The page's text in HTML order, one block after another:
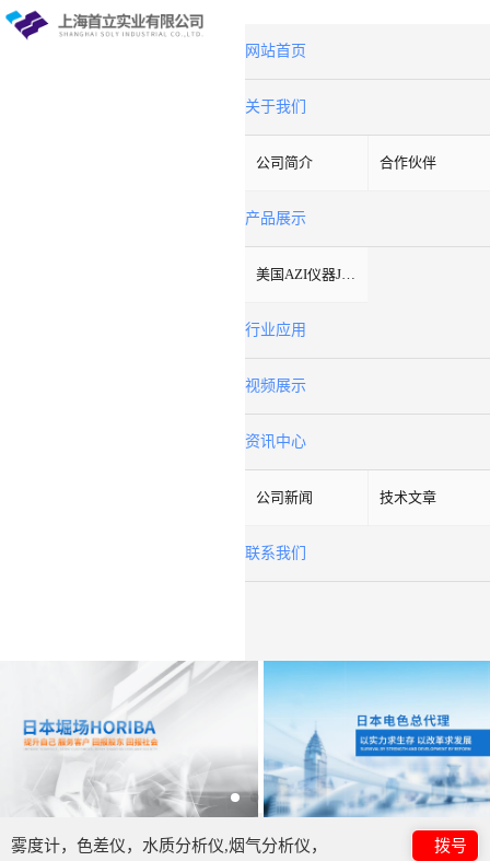
网站首页
关于我们
公司简介 合作伙伴
产品展示
美国AZI仪器Jerome环境检测仪器
行业应用
视频展示
资讯中心
公司新闻 技术文章
联系我们
雾度计，色差仪，水质分析仪,烟气分析仪， 拨号